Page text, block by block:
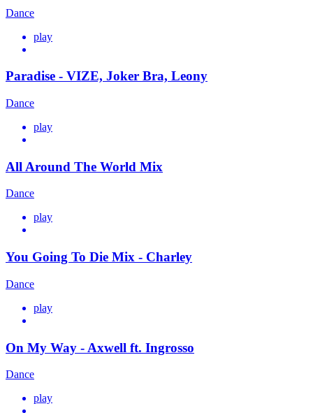
Dance
play
Paradise - VIZE, Joker Bra, Leony
Dance
play
All Around The World Mix
Dance
play
You Going To Die Mix - Charley
Dance
play
On My Way - Axwell ft. Ingrosso
Dance
play